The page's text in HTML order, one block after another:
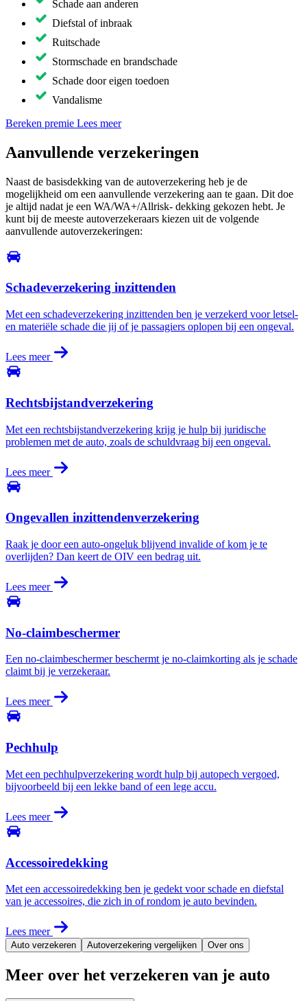
Schade aan anderen
Diefstal of inbraak
Ruitschade
Stormschade en brandschade
Schade door eigen toedoen
Vandalisme
Bereken premie Lees meer
Aanvullende verzekeringen
Naast de basisdekking van de autoverzekering heb je de
mogelijkheid om een aanvullende verzekering aan te gaan. Dit doe
je altijd nadat je een WA/WA+/Allrisk- dekking gekozen hebt. Je
kunt bij de meeste autoverzekeraars kiezen uit de volgende
aanvullende autoverzekeringen:
Schadeverzekering inzittenden
Met een schadeverzekering inzittenden ben je verzekerd voor letsel-
en materiële schade die jij of je passagiers oplopen bij een ongeval.
Lees meer
Rechtsbijstandverzekering
Met een rechtsbijstandverzekering krijg je hulp bij juridische
problemen met de auto, zoals de schuldvraag bij een ongeval.
Lees meer
Ongevallen inzittendenverzekering
Raak je door een auto-ongeluk blijvend invalide of kom je te
overlijden? Dan keert de OIV een bedrag uit.
Lees meer
No-claimbeschermer
Een no-claimbeschermer beschermt je no-claimkorting als je schade
claimt bij je verzekeraar.
Lees meer
Pechhulp
Met een pechhulpverzekering wordt hulp bij autopech vergoed,
bijvoorbeeld bij een lekke band of een lege accu.
Lees meer
Accessoiredekking
Met een accessoiredekking ben je gedekt voor schade en diefstal
van je accessoires, die zich in of rondom je auto bevinden.
Lees meer
Auto verzekeren Autoverzekering vergelijken Over ons
Meer over het verzekeren van je auto